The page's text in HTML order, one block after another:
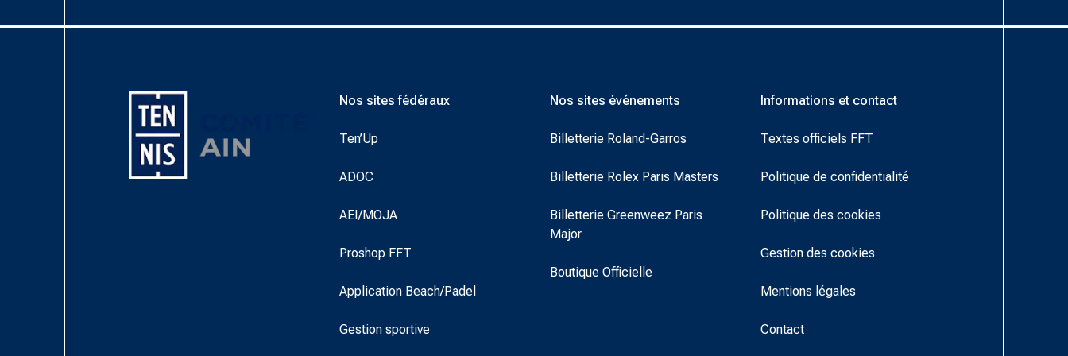
Nos sites fédéraux
Ten’Up
ADOC
AEI/MOJA
Proshop FFT
Application Beach/Padel
Gestion sportive
Nos sites événements
Billetterie Roland-Garros
Billetterie Rolex Paris Masters
Billetterie Greenweez Paris
Major
Boutique Officielle
Informations et contact
Textes officiels FFT
Politique de confidentialité
Politique des cookies
Gestion des cookies
Mentions légales
Contact